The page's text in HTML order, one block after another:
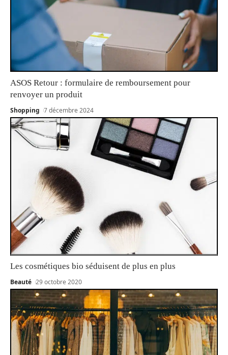
ASOS Retour : formulaire de remboursement pour
renvoyer un produit
Shopping 7 décembre 2024
Les cosmétiques bio séduisent de plus en plus
Beauté 29 octobre 2020